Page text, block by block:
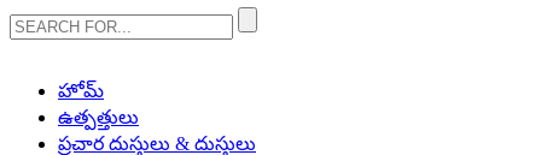
హోమ్
ఉత్పత్తులు
ప్రచార దుస్తులు & దుస్తులు